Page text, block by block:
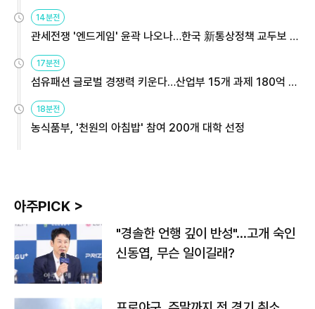
14분전
관세전쟁 '엔드게임' 윤곽 나오나…한국 新통상정책 교두보 활
용해야
17분전
섬유패션 글로벌 경쟁력 키운다…산업부 15개 과제 180억 지
원
18분전
농식품부, '천원의 아침밥' 참여 200개 대학 선정
아주PICK >
"경솔한 언행 깊이 반성"…고개 숙인
신동엽, 무슨 일이길래?